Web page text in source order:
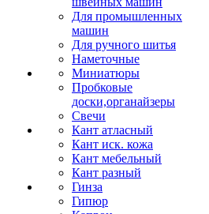
Для промышленных
машин
Для ручного шитья
Наметочные
Миниатюры
Пробковые
доски,органайзеры
Свечи
Кант атласный
Кант иск. кожа
Кант мебельный
Кант разный
Гинза
Гипюр